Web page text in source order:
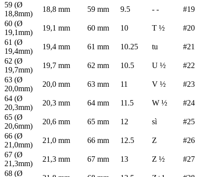
59 (Ø
18,8mm)
18,8 mm 59 mm 9.5 - -
#19
60 (Ø
19,1mm)
19,1 mm 60 mm 10 T ½
#20
61 (Ø
19,4mm)
19,4 mm 61 mm 10.25 tu
#21
62 (Ø
19,7mm)
19,7 mm 62 mm 10.5 U ½
#22
63 (Ø
20,0mm)
20,0 mm 63 mm 11 V ½
#23
64 (Ø
20,3mm)
20,3 mm 64 mm 11.5 W ½
#24
65 (Ø
20,6mm)
20,6 mm 65 mm 12 sì
#25
66 (Ø
21,0mm)
21,0 mm 66 mm 12.5 Z
#26
67 (Ø
21,3mm)
21,3 mm 67 mm 13 Z ½
#27
68 (Ø